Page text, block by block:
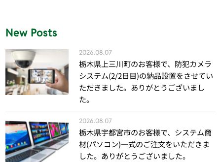
New Posts
2026.08.07
栃木県上三川町のお客様で、防犯カメラ
システム(2/2日目)の納品設置をさせてい
ただきました。ありがとうございまし
た。
2026.08.07
栃木県宇都宮市のお客様で、システム商
材(パソコン)一式のご注文をいただきま
した。ありがとうございました。